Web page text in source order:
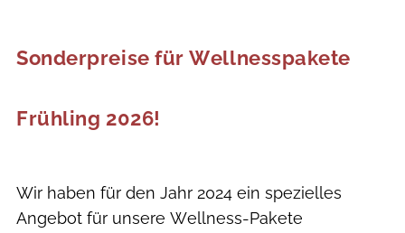
Sonderpreise für Wellnesspakete
Frühling 2026!
Wir haben für den Jahr 2024 ein spezielles
Angebot für unsere Wellness-Pakete